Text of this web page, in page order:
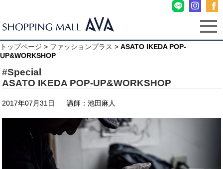
トップページ > ファッションプラス > ASATO IKEDA POP-
UP&WORKSHOP
#Special
ASATO IKEDA POP-UP&WORKSHOP
2017年07月31日 講師：池田麻人